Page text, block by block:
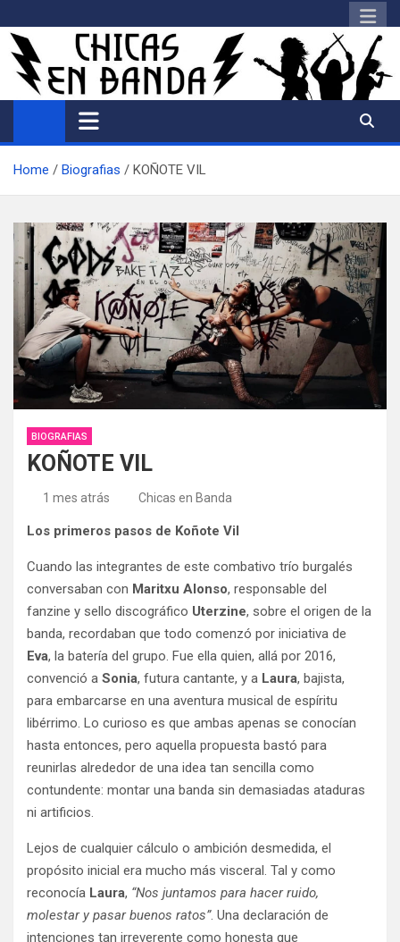
al
contenido
Home Biografias KOÑOTE VIL
BIOGRAFIAS
KOÑOTE VIL
1 mes atrás Chicas en Banda
Los primeros pasos de Koñote Vil
Cuando las integrantes de este combativo trío burgalés
conversaban con Maritxu Alonso, responsable del
fanzine y sello discográfico Uterzine, sobre el origen de la
banda, recordaban que todo comenzó por iniciativa de
Eva, la batería del grupo. Fue ella quien, allá por 2016,
convenció a Sonia, futura cantante, y a Laura, bajista,
para embarcarse en una aventura musical de espíritu
libérrimo. Lo curioso es que ambas apenas se conocían
hasta entonces, pero aquella propuesta bastó para
reunirlas alrededor de una idea tan sencilla como
contundente: montar una banda sin demasiadas ataduras
ni artificios.
Lejos de cualquier cálculo o ambición desmedida, el
propósito inicial era mucho más visceral. Tal y como
reconocía Laura, “Nos juntamos para hacer ruido,
molestar y pasar buenos ratos”. Una declaración de
intenciones tan irreverente como honesta que